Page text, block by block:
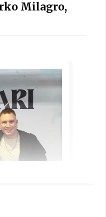
Hizpidea saioan
urteez
denboraldi amaiera
Milagro,